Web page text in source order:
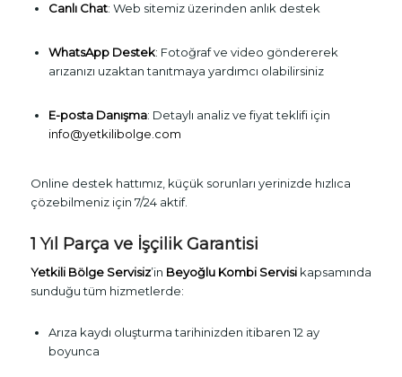
Canlı Chat: Web sitemiz üzerinden anlık destek
WhatsApp Destek: Fotoğraf ve video göndererek
arızanızı uzaktan tanıtmaya yardımcı olabilirsiniz
E-posta Danışma: Detaylı analiz ve fiyat teklifi için
info@yetkilibolge.com
Online destek hattımız, küçük sorunları yerinizde hızlıca
çözebilmeniz için 7/24 aktif.
1 Yıl Parça ve İşçilik Garantisi
Yetkili Bölge Servisiz’in Beyoğlu Kombi Servisi kapsamında
sunduğu tüm hizmetlerde:
Arıza kaydı oluşturma tarihinizden itibaren 12 ay
boyunca